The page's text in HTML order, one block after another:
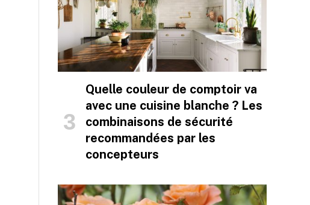
Quelle couleur de comptoir va
avec une cuisine blanche ? Les
combinaisons de sécurité
recommandées par les
concepteurs